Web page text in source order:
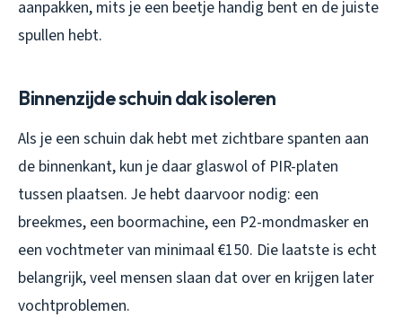
aanpakken, mits je een beetje handig bent en de juiste
spullen hebt.
Binnenzijde schuin dak isoleren
Als je een schuin dak hebt met zichtbare spanten aan
de binnenkant, kun je daar glaswol of PIR-platen
tussen plaatsen. Je hebt daarvoor nodig: een
breekmes, een boormachine, een P2-mondmasker en
een vochtmeter van minimaal €150. Die laatste is echt
belangrijk, veel mensen slaan dat over en krijgen later
vochtproblemen.